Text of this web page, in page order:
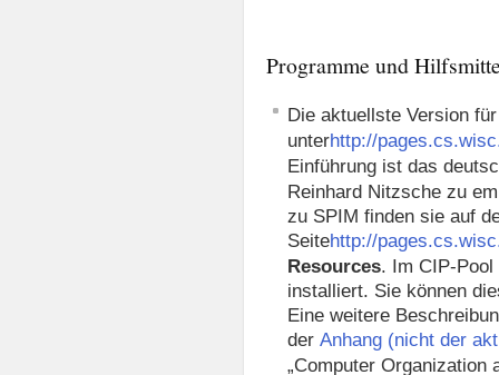
Programme und
Die aktuellste Version
unterhttp://
Einführung ist das
Reinhard Nitzsche zu
zu SPIM finden sie auf
Seitehttp://
Resources. Im CIP-
installiert. Sie können
Eine weitere
derAnhang (nicht der
„Computer Organization